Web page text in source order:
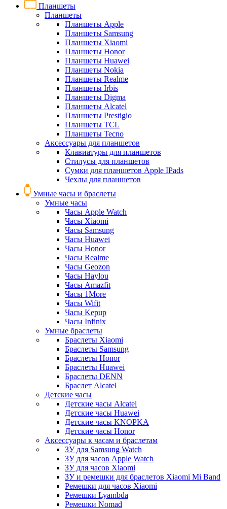
Планшеты
Планшеты
Планшеты Apple
Планшеты Samsung
Планшеты Xiaomi
Планшеты Honor
Планшеты Huawei
Планшеты Nokia
Планшеты Realme
Планшеты Irbis
Планшеты Digma
Планшеты Alcatel
Планшеты Prestigio
Планшеты TCL
Планшеты Tecno
Аксессуары для планшетов
Клавиатуры для планшетов
Стилусы для планшетов
Сумки для планшетов Apple IPads
Чехлы для планшетов
Умные часы и браслеты
Умные часы
Часы Apple Watch
Часы Xiaomi
Часы Samsung
Часы Huawei
Часы Honor
Часы Realme
Часы Geozon
Часы Haylou
Часы Amazfit
Часы 1More
Часы Wifit
Часы Kepup
Часы Infinix
Умные браслеты
Браслеты Xiaomi
Браслеты Samsung
Браслеты Honor
Браслеты Huawei
Браслеты DENN
Браслет Alcatel
Детские часы
Детские часы Alcatel
Детские часы Huawei
Детские часы KNOPKA
Детские часы Honor
Аксессуары к часам и браслетам
ЗУ для Samsung Watch
ЗУ для часов Apple Watch
ЗУ для часов Xiaomi
ЗУ и ремешки для браслетов Xiaomi Mi Band
Ремешки для часов Xiaomi
Ремешки Lyambda
Ремешки Nomad